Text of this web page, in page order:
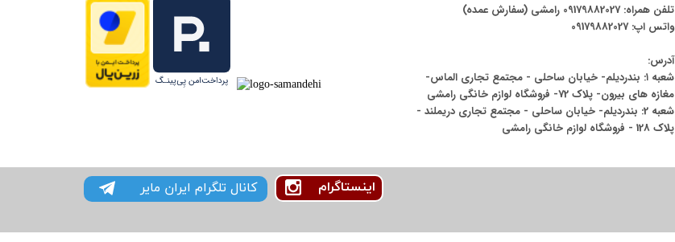
تلفن همراه:09179882027 رامشی (سفارش عمده)
واتس اپ:09179882027
آدرس:
شعبه ۱: بندردیلم- خیابان ساحلی - مجتمع تجاری الماس-
مغازه های بیرون- پلاک 72- فروشگاه لوازم خانگی رامشی
شعبه 2: بندردیلم- خیابان ساحلی - مجتمع تجاری دریملند -
پلاک 128 - فروشگاه لوازم خانگی رامشی
کانال تلگرام ایران مایر اینستاگرام